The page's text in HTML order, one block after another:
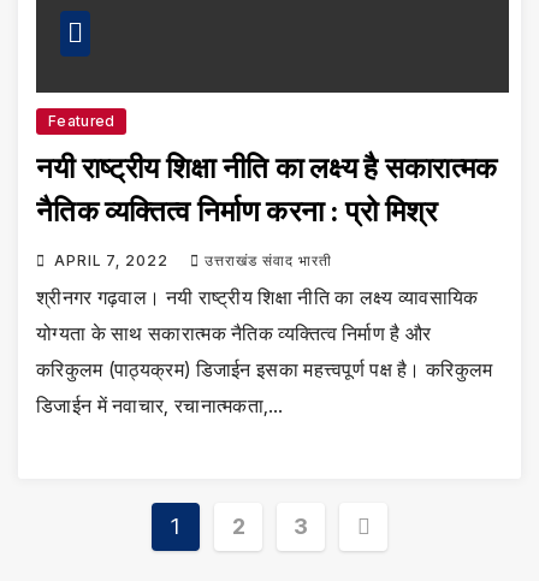
Featured
नयी राष्ट्रीय शिक्षा नीति का लक्ष्य है सकारात्मक
नैतिक व्यक्तित्व निर्माण करना : प्रो मिश्र
APRIL 7, 2022 उत्तराखंड संवाद भारती
श्रीनगर गढ़वाल। नयी राष्ट्रीय शिक्षा नीति का लक्ष्य व्यावसायिक
योग्यता के साथ सकारात्मक नैतिक व्यक्तित्व निर्माण है और
करिकुलम (पाठ्यक्रम) डिजाईन इसका महत्त्वपूर्ण पक्ष है। करिकुलम
डिजाईन में नवाचार, रचानात्मकता,…
Posts
1 2 3